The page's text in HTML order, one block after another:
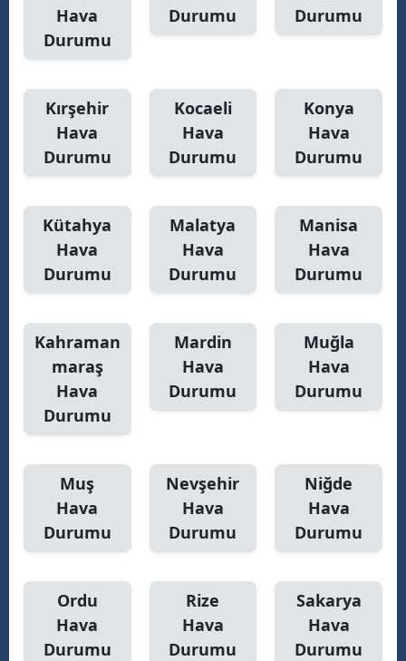
Hava
Durumu
Durumu
Durumu
Kırşehir
Hava
Durumu
Kocaeli
Hava
Durumu
Konya
Hava
Durumu
Kütahya
Hava
Durumu
Malatya
Hava
Durumu
Manisa
Hava
Durumu
Kahraman
maraş
Hava
Durumu
Mardin
Hava
Durumu
Muğla
Hava
Durumu
Muş
Hava
Durumu
Nevşehir
Hava
Durumu
Niğde
Hava
Durumu
Ordu
Hava
Durumu
Rize
Hava
Durumu
Sakarya
Hava
Durumu